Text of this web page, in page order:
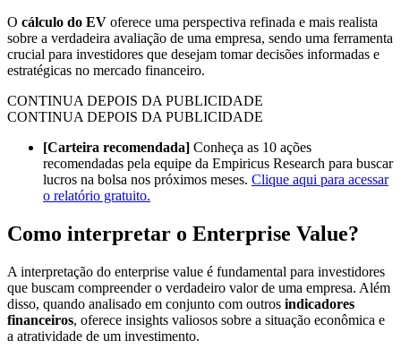
O cálculo do EV oferece uma perspectiva refinada e mais realista
sobre a verdadeira avaliação de uma empresa, sendo uma ferramenta
crucial para investidores que desejam tomar decisões informadas e
estratégicas no mercado financeiro.
CONTINUA DEPOIS DA PUBLICIDADE
CONTINUA DEPOIS DA PUBLICIDADE
[Carteira recomendada] Conheça as 10 ações
recomendadas pela equipe da Empiricus Research para buscar
lucros na bolsa nos próximos meses. Clique aqui para acessar
o relatório gratuito.
Como interpretar o Enterprise Value?
A interpretação do enterprise value é fundamental para investidores
que buscam compreender o verdadeiro valor de uma empresa. Além
disso, quando analisado em conjunto com outros indicadores
financeiros, oferece insights valiosos sobre a situação econômica e
a atratividade de um investimento.